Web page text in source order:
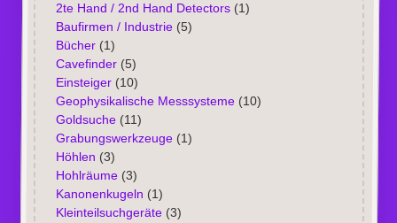
2te Hand / 2nd Hand Detectors(1)
Baufirmen / Industrie(5)
Bücher(1)
Cavefinder(5)
Einsteiger(10)
Geophysikalische Messsysteme(10)
Goldsuche(11)
Grabungswerkzeuge(1)
Höhlen (3)
Hohlräume(3)
Kanonenkugeln (1)
Kleinteilsuchgeräte(3)